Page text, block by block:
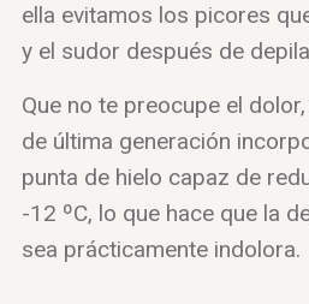
ella evitamos los picores
y el sudor después de
Que no te preocupe el
de última generación
punta de hielo capaz de
-12 ºC, lo que hace que la
sea prácticamente indolora.